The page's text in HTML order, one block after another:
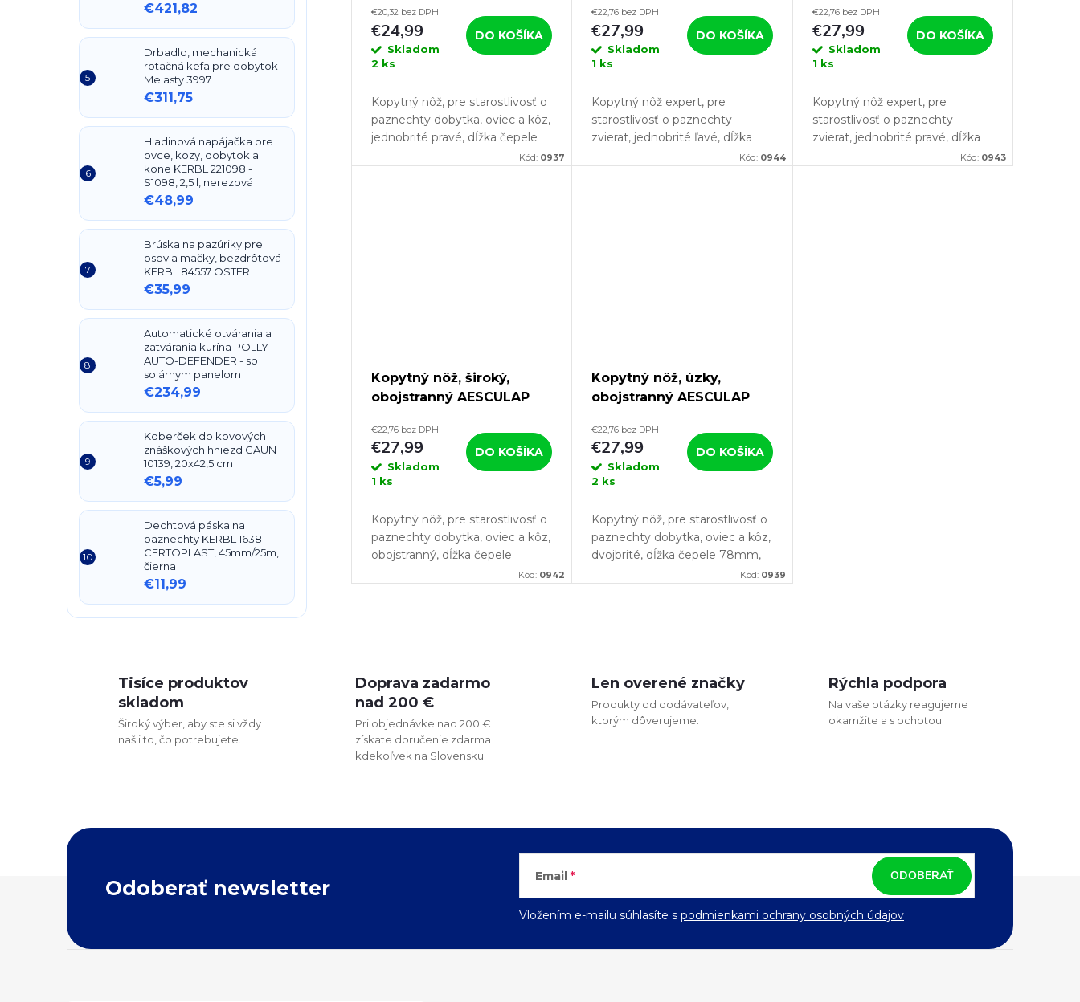
€421,82
Drbadlo, mechanická
rotačná kefa pre dobytok
Melasty 3997
€311,75
Hladinová napájačka pre
ovce, kozy, dobytok a
kone KERBL 221098 -
S1098, 2,5 l, nerezová
€48,99
Brúska na pazúriky pre
psov a mačky, bezdrôtová
KERBL 84557 OSTER
€35,99
Automatické otvárania a
zatvárania kurína POLLY
AUTO-DEFENDER - so
solárnym panelom
€234,99
Koberček do kovových
znáškových hniezd GAUN
10139, 20x42,5 cm
€5,99
Dechtová páska na
paznechty KERBL 16381
CERTOPLAST, 45mm/25m,
čierna
€11,99
€20,32 bez DPH
€24,99
Skladom
2 ks
DO KOŠÍKA
Kopytný nôž, pre starostlivosť o
paznechty dobytka, oviec a kôz,
jednobrité pravé, dĺžka čepele
80mm, šírka 13mm, dĺžka rezu
Kód: 0937
€22,76 bez DPH
€27,99
Skladom
1 ks
DO KOŠÍKA
Kopytný nôž expert, pre
starostlivosť o paznechty
zvierat, jednobrité ľavé, dĺžka
čepele 80mm, šírka 13mm,Kód: 0944
€22,76 bez DPH
€27,99
Skladom
1 ks
DO KOŠÍKA
Kopytný nôž expert, pre
starostlivosť o paznechty
zvierat, jednobrité pravé, dĺžka
čepele 80mm, šírka 13mm,Kód: 0943
Kopytný nôž, široký,
obojstranný AESCULAP
€22,76 bez DPH
€27,99
Skladom
1 ks
DO KOŠÍKA
Kopytný nôž, pre starostlivosť o
paznechty dobytka, oviec a kôz,
obojstranný, dĺžka čepele
83mm, šírka 18mm, dĺžka rezu
Kód: 0942
Kopytný nôž, úzky,
obojstranný AESCULAP
€22,76 bez DPH
€27,99
Skladom
2 ks
DO KOŠÍKA
Kopytný nôž, pre starostlivosť o
paznechty dobytka, oviec a kôz,
dvojbrité, dĺžka čepele 78mm,
Kód: 0939
v
l
á
c
Tisíce produktov
skladom
Široký výber, aby ste si vždy
našli to, čo potrebujete.
Doprava zadarmo
nad 200 €
Pri objednávke nad 200 €
získate doručenie zdarma
kdekoľvek na Slovensku.
Len overené značky
Produkty od dodávateľov,
ktorým dôverujeme.
Rýchla podpora
Na vaše otázky reagujeme
okamžite a s ochotou
Odoberať newsletter
Email
Vložením e-mailu súhlasíte s podmienkami ochrany osobných údajov
ODOBERAŤ